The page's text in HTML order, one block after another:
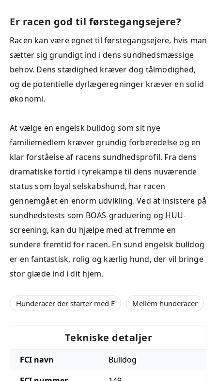
Er racen god til førstegangsejere?
Racen kan være egnet til førstegangsejere, hvis man
sætter sig grundigt ind i dens sundhedsmæssige
behov. Dens stædighed kræver dog tålmodighed,
og de potentielle dyrlægeregninger kræver en solid
økonomi.
At vælge en engelsk bulldog som sit nye
familiemedlem kræver grundig forberedelse og en
klar forståelse af racens sundhedsprofil. Fra dens
dramatiske fortid i tyrekampe til dens nuværende
status som loyal selskabshund, har racen
gennemgået en enorm udvikling. Ved at insistere på
sundhedstests som BOAS-graduering og HUU-
screening, kan du hjælpe med at fremme en
sundere fremtid for racen. En sund engelsk bulldog
er en fantastisk, rolig og kærlig hund, der vil bringe
stor glæde ind i dit hjem.
Hunderacer der starter med E Mellem hunderacer
Tekniske detaljer
FCI navn
Bulldog